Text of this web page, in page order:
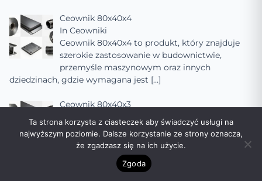
Ceownik 80x40x4
In Ceowniki
Ceownik 80x40x4 to produkt, który znajduje
szerokie zastosowanie w budownictwie,
przemyśle maszynowym oraz innych
dziedzinach, gdzie wymagana jest […]
Ceownik 80x40x3
In
Ceownik 80x40x3 to popularny rodzaj
kształtownika stalowego, szeroko stosowany w
budownictwie, przemyśle maszynowym oraz
[…]
Ta strona korzysta z ciasteczek aby świadczyć usługi na
najwyższym poziomie. Dalsze korzystanie ze strony oznacza,
że zgadzasz się na ich użycie.
Zgoda